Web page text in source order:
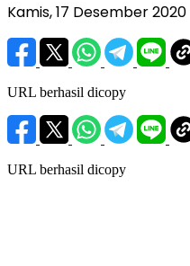
Kamis, 17 Desember 2020
URL berhasil dicopy
URL berhasil dicopy